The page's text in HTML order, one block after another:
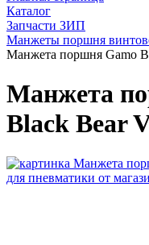
Каталог
Запчасти ЗИП
Манжеты поршня
Манжета поршня Gamo
Манжета
Black Bear